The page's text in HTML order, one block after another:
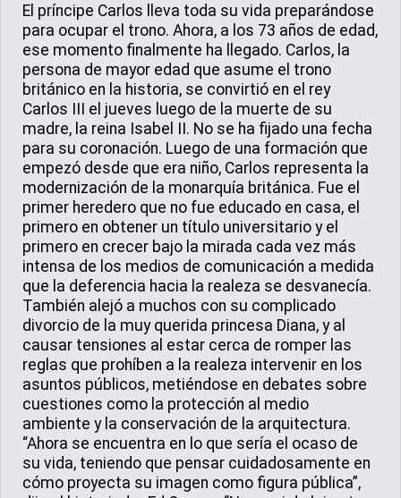
El príncipe Carlos lleva toda su vida preparándose
para ocupar el trono. Ahora, a los 73 años de edad,
ese momento finalmente ha llegado. Carlos, la
persona de mayor edad que asume el trono
británico en la historia, se convirtió en el rey
Carlos III el jueves luego de la muerte de su
madre, la reina Isabel II. No se ha fijado una fecha
para su coronación. Luego de una formación que
empezó desde que era niño, Carlos representa la
modernización de la monarquía británica. Fue el
primer heredero que no fue educado en casa, el
primero en obtener un título universitario y el
primero en crecer bajo la mirada cada vez más
intensa de los medios de comunicación a medida
que la deferencia hacia la realeza se desvanecía.
También alejó a muchos con su complicado
divorcio de la muy querida princesa Diana, y al
causar tensiones al estar cerca de romper las
reglas que prohíben a la realeza intervenir en los
asuntos públicos, metiéndose en debates sobre
cuestiones como la protección al medio
ambiente y la conservación de la arquitectura.
“Ahora se encuentra en lo que sería el ocaso de
su vida, teniendo que pensar cuidadosamente en
cómo proyecta su imagen como figura pública”,